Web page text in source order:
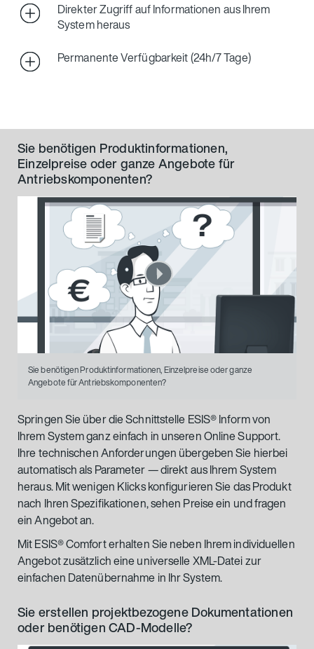
Direkter Zugriff auf Informationen aus Ihrem
System heraus
Permanente Verfügbarkeit (24h/7 Tage)
Sie benötigen Produktinformationen,
Einzelpreise oder ganze Angebote für
Antriebskomponenten?
Sie benötigen Produktinformationen, Einzelpreise oder ganze
Angebote für Antriebskomponenten?
Springen Sie über die Schnittstelle ESIS® Inform von
Ihrem System ganz einfach in unseren Online Support.
Ihre technischen Anforderungen übergeben Sie hierbei
automatisch als Parameter — direkt aus Ihrem System
heraus. Mit wenigen Klicks konfigurieren Sie das Produkt
nach Ihren Spezifikationen, sehen Preise ein und fragen
ein Angebot an.
Mit ESIS® Comfort erhalten Sie neben Ihrem individuellen
Angebot zusätzlich eine universelle XML-Datei zur
einfachen Datenübernahme in Ihr System.
Sie erstellen projektbezogene Dokumentationen
oder benötigen CAD-Modelle?